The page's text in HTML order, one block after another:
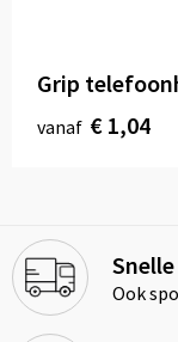
Grip
vanaf € 1,04
Ook